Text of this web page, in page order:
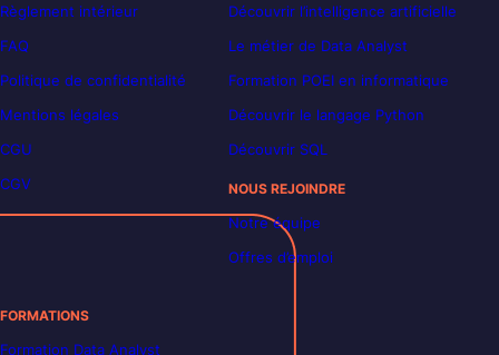
Règlement intérieur
FAQ
Politique de confidentialité
Mentions légales
CGU
CGV
Découvrir l’intelligence artificielle
Le métier de Data Analyst
Formation POEI en informatique
Découvrir le langage Python
Découvrir SQL
NOUS REJOINDRE
Notre équipe
Offres d’emploi
FORMATIONS
Formation Data Analyst